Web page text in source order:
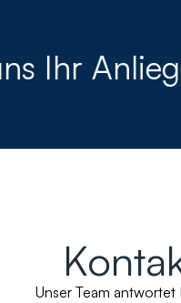
Ihr
Unser Team